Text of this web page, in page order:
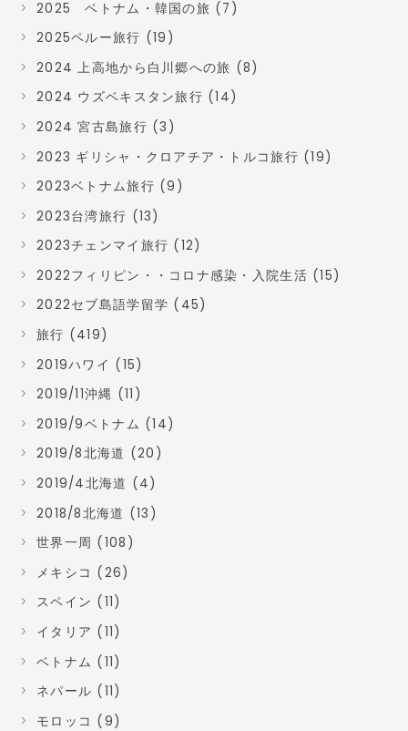
2025 ベトナム・韓国の旅 (7)
2025ペルー旅行 (19)
2024 上高地から白川郷への旅 (8)
2024 ウズベキスタン旅行 (14)
2024 宮古島旅行 (3)
2023 ギリシャ・クロアチア・トルコ旅行 (19)
2023ベトナム旅行 (9)
2023台湾旅行 (13)
2023チェンマイ旅行 (12)
2022フィリピン・・コロナ感染・入院生活 (15)
2022セブ島語学留学 (45)
旅行 (419)
2019ハワイ (15)
2019/11沖縄 (11)
2019/9ベトナム (14)
2019/8北海道 (20)
2019/4北海道 (4)
2018/8北海道 (13)
世界一周 (108)
メキシコ (26)
スペイン (11)
イタリア (11)
ベトナム (11)
ネパール (11)
モロッコ (9)